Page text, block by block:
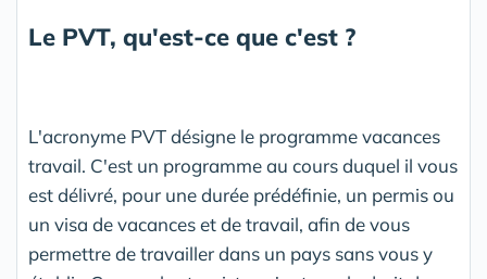
Le PVT, qu'est-ce que c'est ?
L'acronyme PVT désigne le programme vacances
travail. C'est un programme au cours duquel il vous
est délivré, pour une durée prédéfinie, un permis ou
un visa de vacances et de travail, afin de vous
permettre de travailler dans un pays sans vous y